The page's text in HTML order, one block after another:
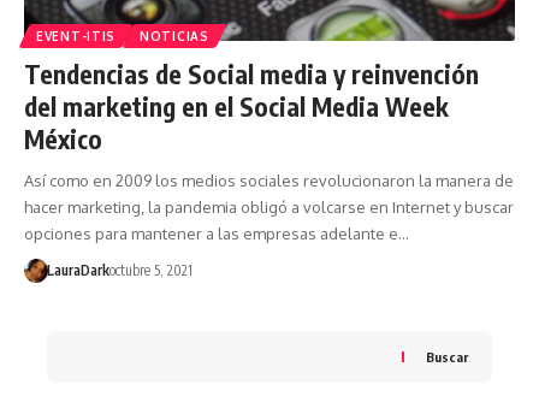
EVENT-ITIS NOTICIAS
Tendencias de Social media y reinvención
del marketing en el Social Media Week
México
Así como en 2009 los medios sociales revolucionaron la manera de
hacer marketing, la pandemia obligó a volcarse en Internet y buscar
opciones para mantener a las empresas adelante e…
LauraDarkoctubre 5, 2021
Buscar